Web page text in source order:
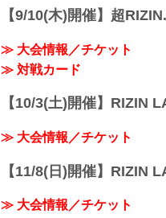
【9/10(木)開催】超
≫ 大会情報／チケット
≫ 対戦カード
【10/3(土)開催】RIZIN
≫ 大会情報／チケット
【11/8(日)開催】RIZIN
≫ 大会情報／チケット